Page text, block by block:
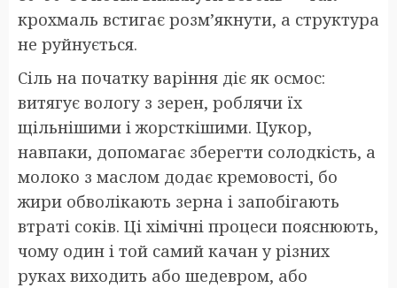
крохмаль встигає розм’якнути, а структура
не руйнується.
Сіль на початку варіння діє як осмос:
витягує вологу з зерен, роблячи їх
щільнішими і жорсткішими. Цукор,
навпаки, допомагає зберегти солодкість, а
молоко з маслом додає кремовості, бо
жири обволікають зерна і запобігають
втраті соків. Ці хімічні процеси пояснюють,
чому один і той самий качан у різних
руках виходить або шедевром, або